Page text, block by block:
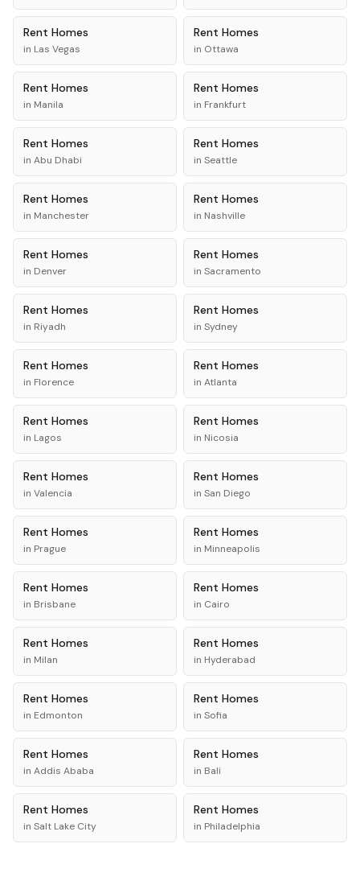
Rent Homes
in Las Vegas
Rent Homes
in Ottawa
Rent Homes
in Manila
Rent Homes
in Frankfurt
Rent Homes
in Abu Dhabi
Rent Homes
in Seattle
Rent Homes
in Manchester
Rent Homes
in Nashville
Rent Homes
in Denver
Rent Homes
in Sacramento
Rent Homes
in Riyadh
Rent Homes
in Sydney
Rent Homes
in Florence
Rent Homes
in Atlanta
Rent Homes
in Lagos
Rent Homes
in Nicosia
Rent Homes
in Valencia
Rent Homes
in San Diego
Rent Homes
in Prague
Rent Homes
in Minneapolis
Rent Homes
in Brisbane
Rent Homes
in Cairo
Rent Homes
in Milan
Rent Homes
in Hyderabad
Rent Homes
in Edmonton
Rent Homes
in Sofia
Rent Homes
in Addis Ababa
Rent Homes
in Bali
Rent Homes
in Salt Lake City
Rent Homes
in Philadelphia